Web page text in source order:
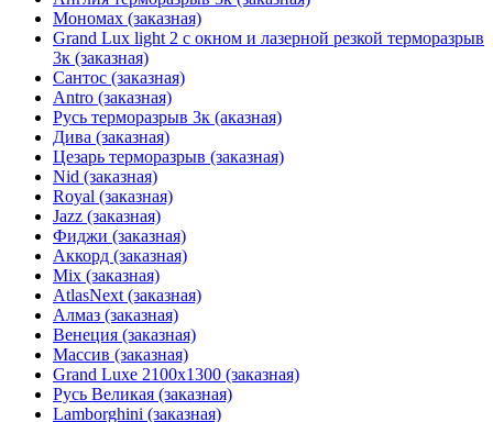
Мономах (заказная)
Grand Lux light 2 с окном и лазерной резкой терморазрыв
3к (заказная)
Сантос (заказная)
Antro (заказная)
Русь терморазрыв 3к (аказная)
Дива (заказная)
Цезарь терморазрыв (заказная)
Nid (заказная)
Royal (заказная)
Jazz (заказная)
Фиджи (заказная)
Аккорд (заказная)
Mix (заказная)
AtlasNext (заказная)
Алмаз (заказная)
Венеция (заказная)
Массив (заказная)
Grand Luxe 2100х1300 (заказная)
Русь Великая (заказная)
Lamborghini (заказная)